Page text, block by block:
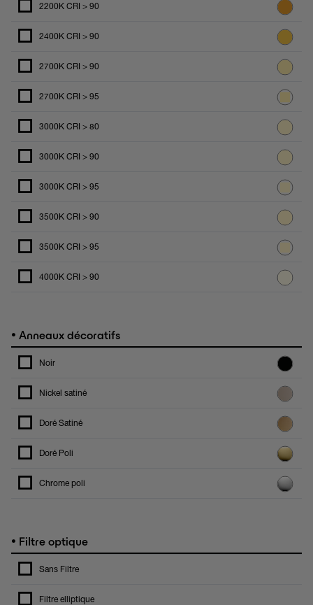
2200K CRI > 90
2400K CRI > 90
2700K CRI > 90
2700K CRI > 95
3000K CRI > 80
3000K CRI > 90
3000K CRI > 95
3500K CRI > 90
3500K CRI > 95
4000K CRI > 90
• Anneaux décoratifs
Noir
Nickel satiné
Doré Satiné
Doré Poli
Chrome poli
• Filtre optique
Sans Filtre
Filtre elliptique